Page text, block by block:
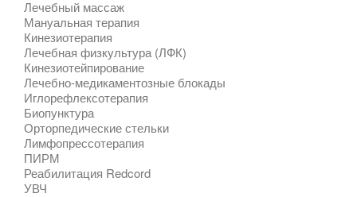
Лечебный массаж
Мануальная терапия
Кинезиотерапия
Лечебная физкультура (ЛФК)
Кинезиотейпирование
Лечебно-медикаментозные блокады
Иглорефлексотерапия
Биопунктура
Орторпедические стельки
Лимфопрессотерапия
ПИРМ
Реабилитация Redcord
УВЧ